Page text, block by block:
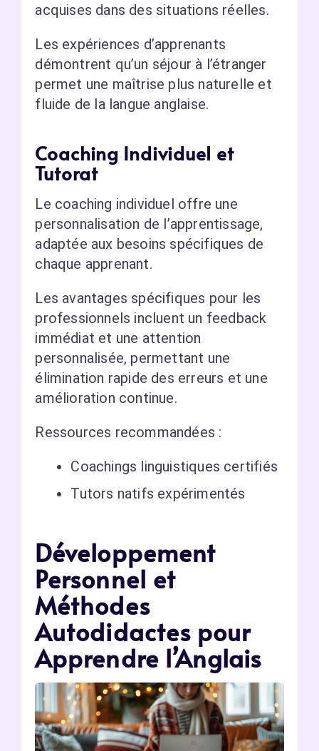
acquises dans des situations réelles.
Les expériences d’apprenants
démontrent qu’un séjour à l’étranger
permet une maîtrise plus naturelle et
fluide de la langue anglaise.
Coaching Individuel et
Tutorat
Le coaching individuel offre une
personnalisation de l’apprentissage,
adaptée aux besoins spécifiques de
chaque apprenant.
Les avantages spécifiques pour les
professionnels incluent un feedback
immédiat et une attention
personnalisée, permettant une
élimination rapide des erreurs et une
amélioration continue.
Ressources recommandées :
Coachings linguistiques certifiés
Tutors natifs expérimentés
Développement
Personnel et
Méthodes
Autodidactes pour
Apprendre l’Anglais